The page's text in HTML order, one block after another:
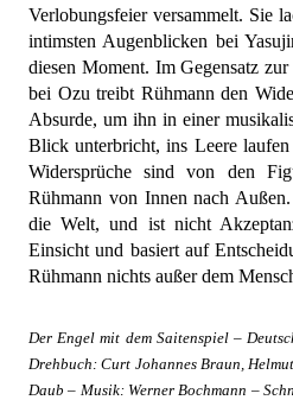
Verlobungsfeier versammelt. Sie
intimsten Augenblicken bei
diesen Moment. Im Gegensatz
bei Ozu treibt Rühmann den
Absurde, um ihn in einer
Blick unterbricht, ins Leere
Widersprüche sind von den
Rühmann von Innen nach
die Welt, und ist nicht
Einsicht und basiert auf
Rühmann nichts außer dem
Der Engel mit dem Saitenspiel –
Drehbuch: Curt Johannes Braun,
Daub – Musik: Werner Bochmann –